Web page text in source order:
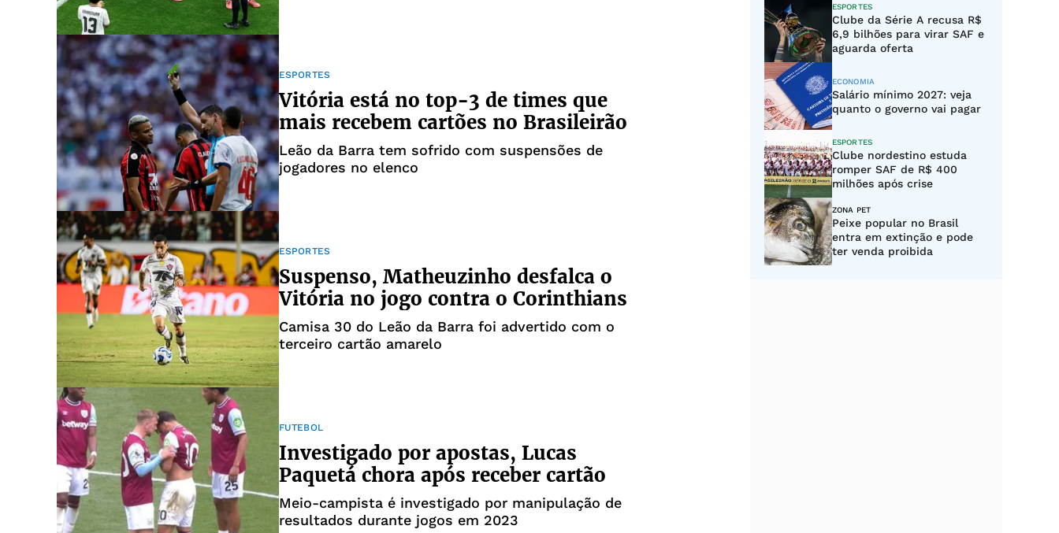
ESPORTES
Vitória está no top-3 de times que
mais recebem cartões no Brasileirão
Leão da Barra tem sofrido com suspensões de
jogadores no elenco
ESPORTES
Suspenso, Matheuzinho desfalca o
Vitória no jogo contra o Corinthians
Camisa 30 do Leão da Barra foi advertido com o
terceiro cartão amarelo
FUTEBOL
Investigado por apostas, Lucas
Paquetá chora após receber cartão
Meio-campista é investigado por manipulação de
resultados durante jogos em 2023
ESPORTES
Clube da Série A recusa R$
6,9 bilhões para virar SAF e
aguarda oferta
ECONOMIA
Salário mínimo 2027: veja
quanto o governo vai pagar
ESPORTES
Clube nordestino estuda
romper SAF de R$ 400
milhões após crise
ZONA PET
Peixe popular no Brasil
entra em extinção e pode
ter venda proibida